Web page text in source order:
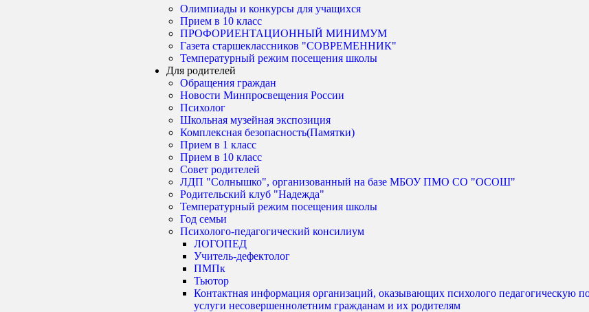
Олимпиады и конкурсы для учащихся
Прием в 10 класс
ПРОФОРИЕНТАЦИОННЫЙ МИНИМУМ
Газета старшеклассников "СОВРЕМЕННИК"
Температурный режим посещения школы
Для родителей
Обращения граждан
Новости Минпросвещения России
Психолог
Школьная музейная экспозиция
Комплексная безопасность(Памятки)
Прием в 1 класс
Прием в 10 класс
Совет родителей
ЛДП "Солнышко", организованный на базе МБОУ ПМО СО "ОСОШ"
Родительский клуб "Надежда"
Температурный режим посещения школы
Год семьи
Психолого-педагогический консилиум
ЛОГОПЕД
Учитель-дефектолог
ПМПк
Тьютор
Контактная информация организаций, оказывающих психолого педагогическую
услуги несовершеннолетним гражданам и их родителям